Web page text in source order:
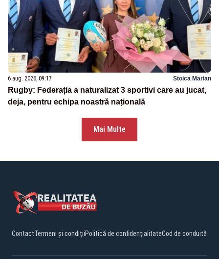
6 aug. 2026, 09:17 Stoica Marian
Rugby: Federația a naturalizat 3 sportivi care au jucat,
deja, pentru echipa noastră națională
Mai Multe
ContactTermeni și condițiiPolitică de confidențialitateCod de conduită